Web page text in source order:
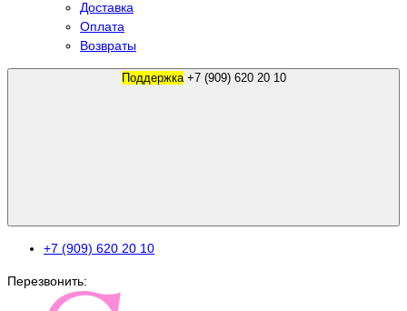
Доставка
Оплата
Возвраты
Поддержка +7 (909) 620 20 10
+7 (909) 620 20 10
Перезвонить: